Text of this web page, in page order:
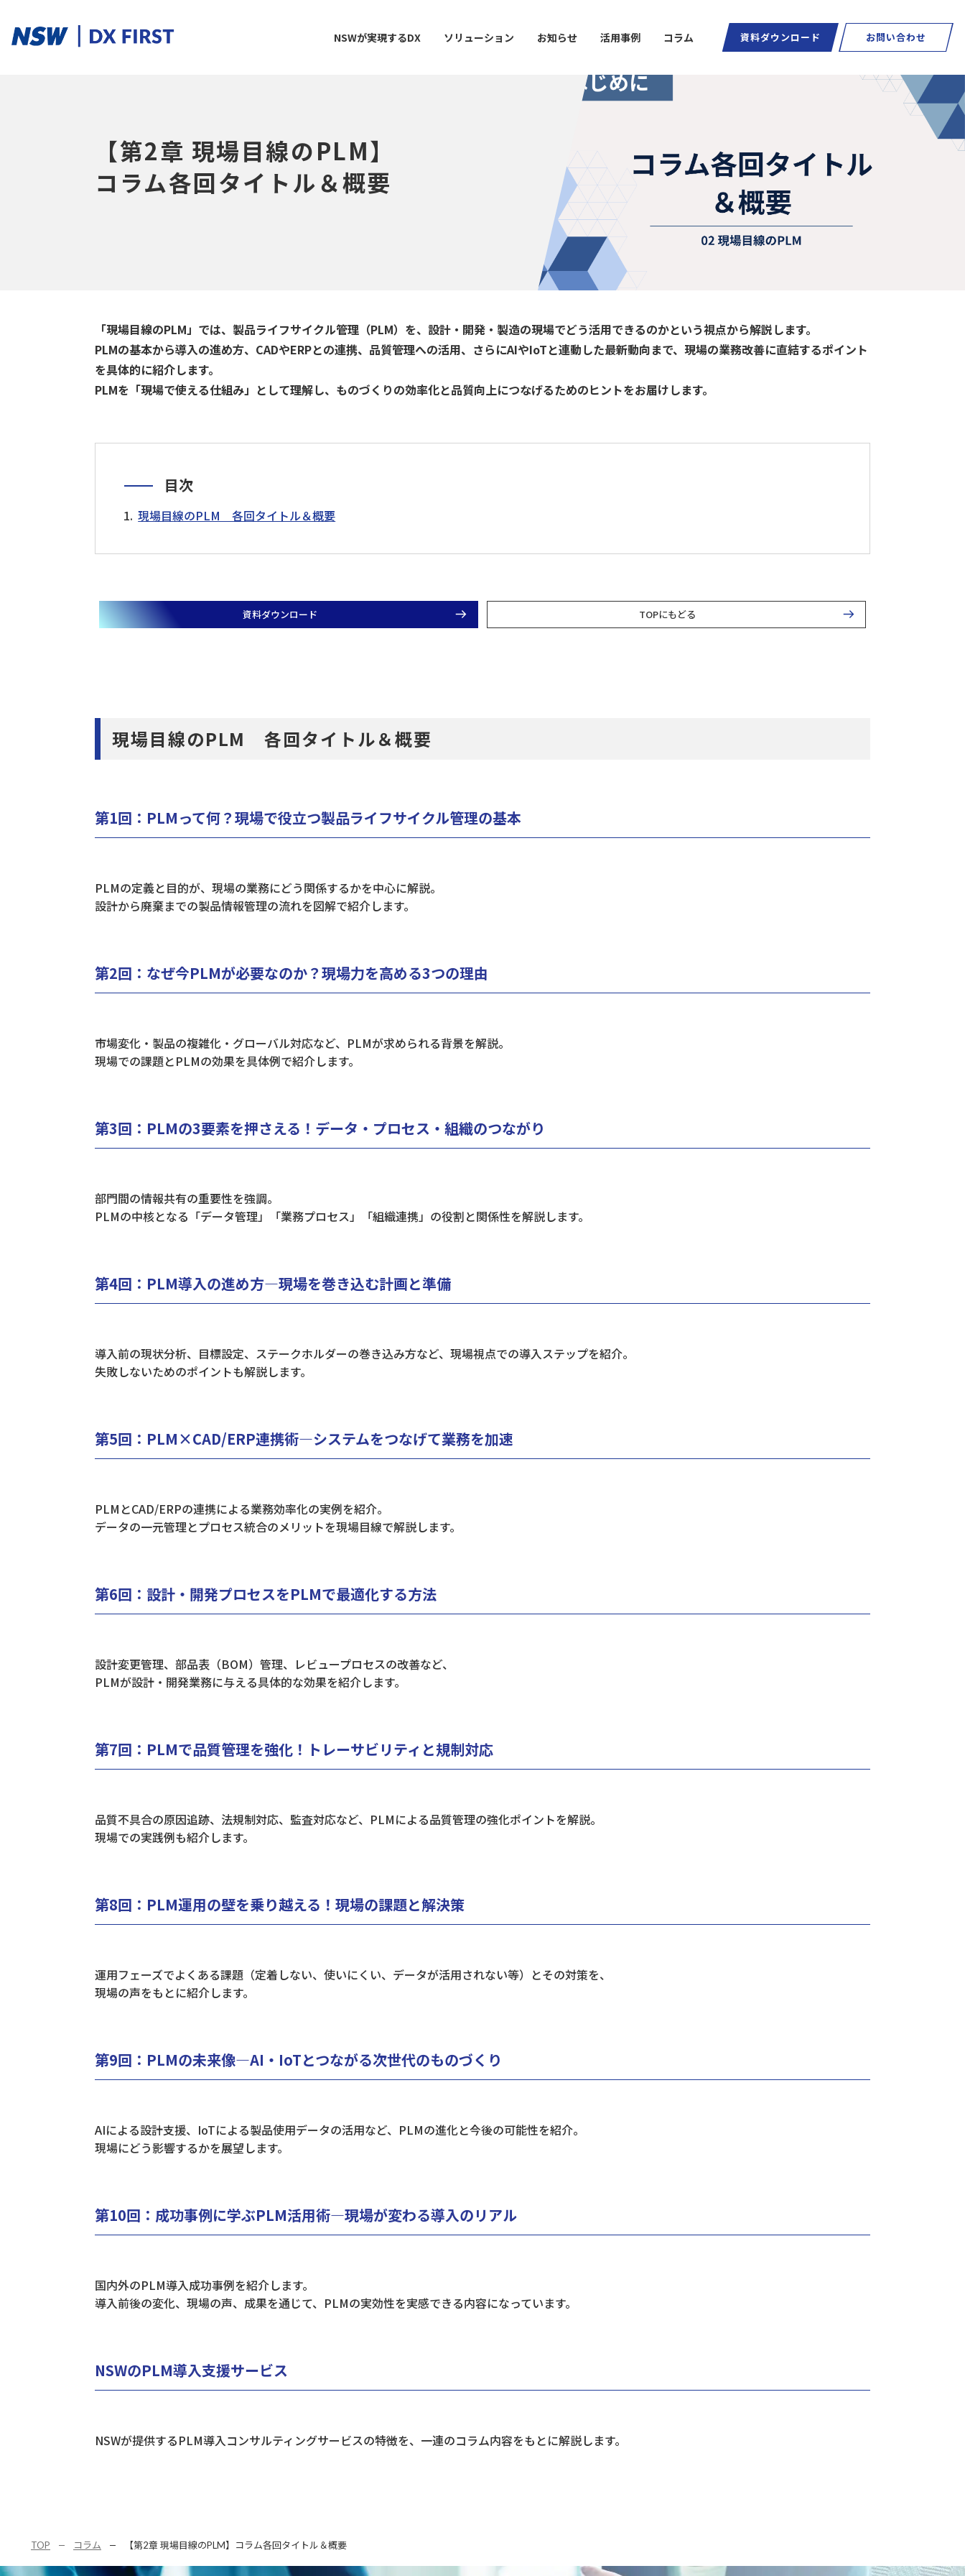
NSWが実現するDX ソリューション
スマートプロダクトスマートメンテナンススマートファクトリー AI / 分析データマネジメント クラウドサービス スマートグラス
遠隔支援設備点検・監視現場支援異常検知 デジタル化 データ活用 自動化社内インフラシステム運用デバイス管理
技術からさがす
お知らせ 活用事例 コラム 資料ダウンロード お問い合わせ
【第2章 現場目線のPLM】
コラム各回タイトル＆概要
「現場目線のPLM」では、製品ライフサイクル管理（PLM）を、設計・開発・製造の現場でどう活用できるのかという視点から解説します。
PLMの基本から導入の進め方、CADやERPとの連携、品質管理への活用、さらにAIやIoTと連動した最新動向まで、現場の業務改善に直結するポイント
を具体的に紹介します。
PLMを「現場で使える仕組み」として理解し、ものづくりの効率化と品質向上につなげるためのヒントをお届けします。
目次
現場目線のPLM 各回タイトル＆概要
資料ダウンロード TOPにもどる
現場目線のPLM 各回タイトル＆概要
第1回：PLMって何？現場で役立つ製品ライフサイクル管理の基本​
PLMの定義と目的が、現場の業務にどう関係するかを中心に解説。
設計から廃棄までの製品情報管理の流れを図解で紹介します。
​第2回：なぜ今PLMが必要なのか？現場力を高める3つの理由
市場変化・製品の複雑化・グローバル対応など、PLMが求められる背景を解説。
現場での課題とPLMの効果を具体例で紹介します。
第3回：PLMの3要素を押さえる！データ・プロセス・組織のつながり
部門間の情報共有の重要性を強調。
PLMの中核となる「データ管理」「業務プロセス」「組織連携」の役割と関係性を解説します。
第4回：PLM導入の進め方―現場を巻き込む計画と準備
導入前の現状分析、目標設定、ステークホルダーの巻き込み方など、現場視点での導入ステップを紹介。
失敗しないためのポイントも解説します。
第5回：PLM×CAD/ERP連携術―システムをつなげて業務を加速​
PLMとCAD/ERPの連携による業務効率化の実例を紹介。
データの一元管理とプロセス統合のメリットを現場目線で解説します。
​第6回：設計・開発プロセスをPLMで最適化する方法
設計変更管理、部品表（BOM）管理、レビュープロセスの改善など、
PLMが設計・開発業務に与える具体的な効果を紹介します。
​第7回：PLMで品質管理を強化！トレーサビリティと規制対応
品質不具合の原因追跡、法規制対応、監査対応など、PLMによる品質管理の強化ポイントを解説。
現場での実践例も紹介します。
第8回：PLM運用の壁を乗り越える！現場の課題と解決策​
運用フェーズでよくある課題（定着しない、使いにくい、データが活用されない等）とその対策を、
現場の声をもとに紹介します。
​第9回：PLMの未来像―AI・IoTとつながる次世代のものづくり
AIによる設計支援、IoTによる製品使用データの活用など、PLMの進化と今後の可能性を紹介。
現場にどう影響するかを展望します。
​第10回：成功事例に学ぶPLM活用術―現場が変わる導入のリアル
国内外のPLM導入成功事例を紹介します。
導入前後の変化、現場の声、成果を通じて、PLMの実効性を実感できる内容になっています。
NSWのPLM導入支援サービス​
NSWが提供するPLM導入コンサルティングサービスの特徴を、一連のコラム内容をもとに解説します。
TOP コラム 【第2章 現場目線のPLM】コラム各回タイトル＆概要